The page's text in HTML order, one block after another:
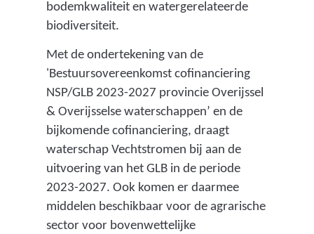
i
e
bodemkwaliteit en watergerelateerde
biodiversiteit.
Met de ondertekening van de
'Bestuursovereenkomst cofinanciering
NSP/GLB 2023-2027 provincie Overijssel
& Overijsselse waterschappen’ en de
bijkomende cofinanciering, draagt
waterschap Vechtstromen bij aan de
uitvoering van het GLB in de periode
2023-2027. Ook komen er daarmee
middelen beschikbaar voor de agrarische
sector voor bovenwettelijke